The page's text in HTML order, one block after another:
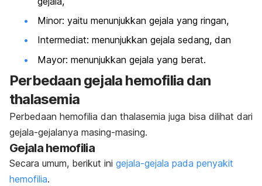
Minor: yaitu menunjukkan gejala yang ringan,
Intermediat: menunjukkan gejala sedang, dan
Mayor: menunjukkan gejala yang berat.
Perbedaan gejala hemofilia dan
thalasemia
Perbedaan hemofilia dan thalasemia juga bisa dilihat dari
gejala-gejalanya masing-masing.
Gejala hemofilia
Secara umum, berikut ini gejala-gejala pada penyakit
hemofilia.